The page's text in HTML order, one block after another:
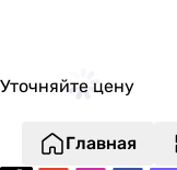
-
12 л/час
Уточняйте цену
Главная